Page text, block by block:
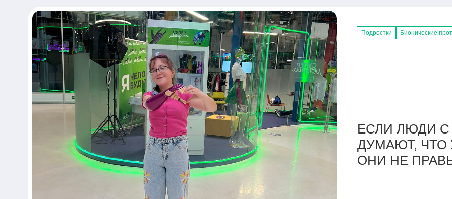
Подростки Бионические
ЕСЛИ ЛЮДИ
ДУМАЮТ, ЧТО
ОНИ НЕ
Взрослые Бионические
«КОНЕЧНО,
НО ВСЕ ЖЕ
ШАШЛЫКИ!»
Взрослые Бионические
«МОГУ
ЛЮДИ С
Взрослые Бионические
Подростки Тяговые протезы